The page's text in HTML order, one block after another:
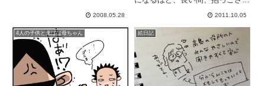
2008.05.28
っこを卒業したのって、小学生
3,4年生とかだったんじゃないか
なぁもっともっと抱っこしとけば
よかったなぁ！と思うどれだけ
た...
2011.10.05
4人の子供と鬼ばば母ちゃん 絵日記